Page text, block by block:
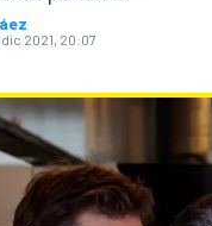
dic 2021, 20:07